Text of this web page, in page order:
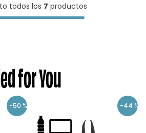
todos los 7 productos
for You
-50 % -44 %